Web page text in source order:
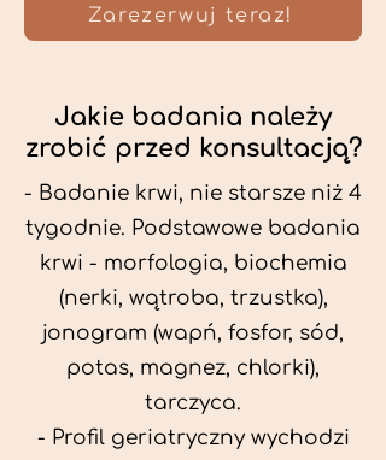
Zarezerwuj teraz!
Jakie badania należy
zrobić przed konsultacją?
- Badanie krwi, nie starsze niż 4
tygodnie. Podstawowe badania
krwi - morfologia, biochemia
(nerki, wątroba, trzustka),
jonogram (wapń, fosfor, sód,
potas, magnez, chlorki),
tarczyca.
- Profil geriatryczny wychodzi